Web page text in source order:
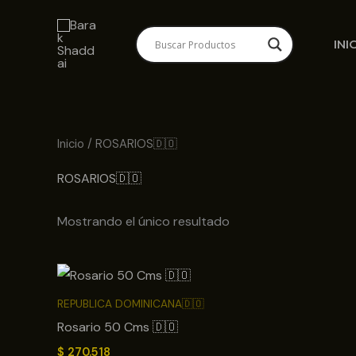
contenido
Inicio / ROSARIOS🇩🇴
ROSARIOS🇩🇴
Mostrando el único resultado
REPUBLICA DOMINICANA🇩🇴
Rosario 50 Cms 🇩🇴
$ 270.518